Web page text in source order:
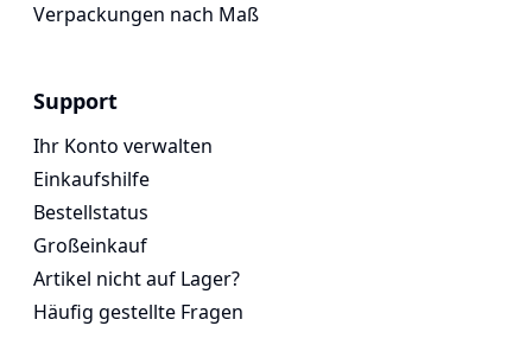
Verpackungen nach Maß
Support
Ihr Konto verwalten
Einkaufshilfe
Bestellstatus
Großeinkauf
Artikel nicht auf Lager?
Häufig gestellte Fragen